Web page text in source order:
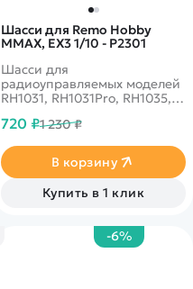
Шасси для Remo Hobby
MMAX, EX3 1/10 - P2301
Шасси для
радиоуправляемых моделей
RH1031, RH1031Pro, RH1035,
RH1031Pro Upg.
720 ₽1 230 ₽
В корзину
Купить в 1 клик
-6%